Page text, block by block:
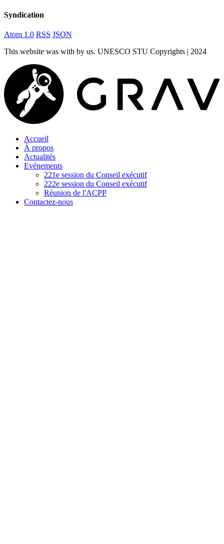
Syndication
Atom 1.0 RSS JSON
This website was with by us. UNESCO STU Copyrights | 2024
Accueil
À propos
Actualités
Evénements
221e session du Conseil exécutif
222e session du Conseil exécutif
Réunion de l'ACPP
Contactez-nous